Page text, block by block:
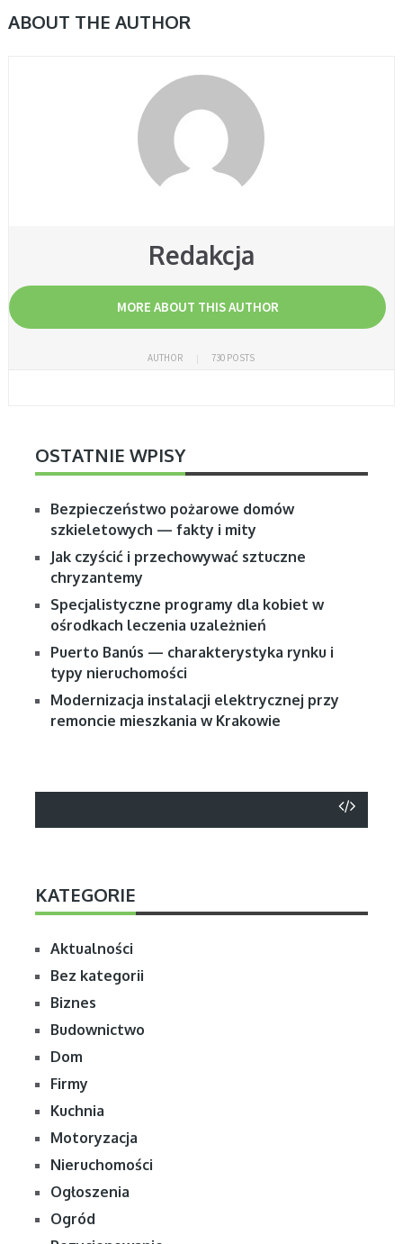
ABOUT THE AUTHOR
Redakcja
MORE ABOUT THIS AUTHOR
AUTHOR 730 POSTS
OSTATNIE WPISY
Bezpieczeństwo pożarowe domów
szkieletowych — fakty i mity
Jak czyścić i przechowywać sztuczne
chryzantemy
Specjalistyczne programy dla kobiet w
ośrodkach leczenia uzależnień
Puerto Banús — charakterystyka rynku i
typy nieruchomości
Modernizacja instalacji elektrycznej przy
remoncie mieszkania w Krakowie
KATEGORIE
Aktualności
Bez kategorii
Biznes
Budownictwo
Dom
Firmy
Kuchnia
Motoryzacja
Nieruchomości
Ogłoszenia
Ogród